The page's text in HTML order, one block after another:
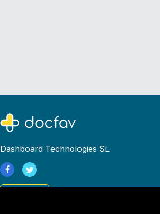
Dashboard Technologies SL